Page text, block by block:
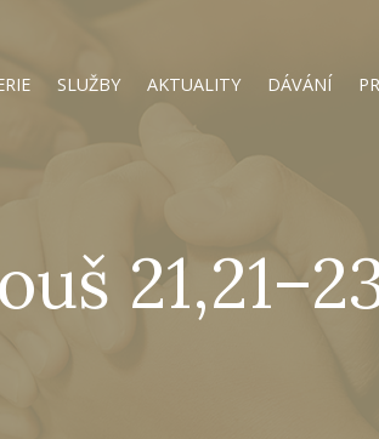
SLUŽBY AKTUALITY DÁVÁNÍ